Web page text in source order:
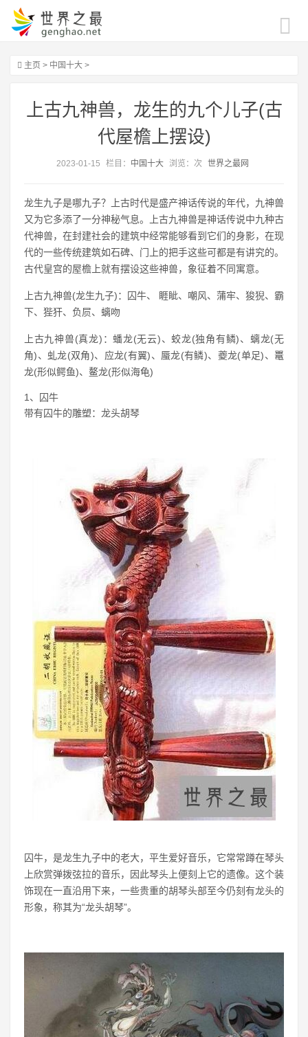
主页 > 中国十大 >
上古九神兽，龙生的九个儿子(古
代屋檐上摆设)
2023-01-15 栏目： 中国十大 浏览： 次 世界之最网
龙生九子是哪九子？上古时代是盛产神话传说的年代，九神兽
又为它多添了一分神秘气息。上古九神兽是神话传说中九种古
代神兽，在封建社会的建筑中经常能够看到它们的身影，在现
代的一些传统建筑如石碑、门上的把手这些可都是有讲究的。
古代皇宫的屋檐上就有摆设这些神兽，象征着不同寓意。
上古九神兽(龙生九子)：囚牛、 睚眦、嘲风、蒲牢、狻猊、霸
下、狴犴、负屃、螭吻
上古九神兽(真龙)：蟠龙(无云)、蛟龙(独角有鳞)、螭龙(无
角)、虬龙(双角)、应龙(有翼)、蜃龙(有鳞)、夔龙(单足)、鼍
龙(形似鳄鱼)、鳌龙(形似海龟)
1、囚牛
带有囚牛的雕塑：龙头胡琴
囚牛，是龙生九子中的老大，平生爱好音乐，它常常蹲在琴头
上欣赏弹拨弦拉的音乐，因此琴头上便刻上它的遗像。这个装
饰现在一直沿用下来，一些贵重的胡琴头部至今仍刻有龙头的
形象，称其为“龙头胡琴”。